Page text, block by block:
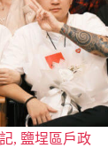
, 鹽埕區戶政